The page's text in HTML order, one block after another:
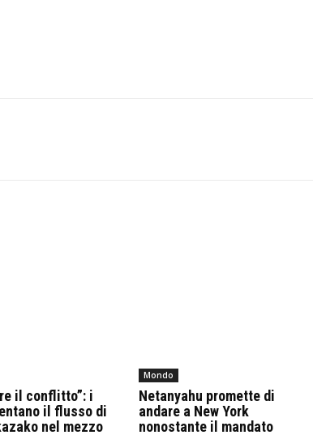
il conflitto”: i
il flusso di
nel mezzo
Mondo
Netanyahu promette di
andare a New York
nonostante il mandato